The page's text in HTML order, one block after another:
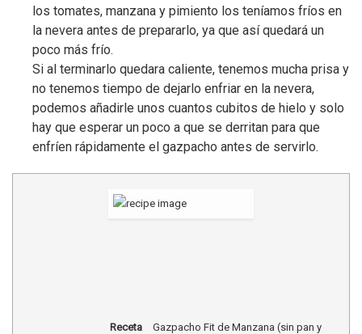
los tomates, manzana y pimiento los teníamos fríos en
la nevera antes de prepararlo, ya que así quedará un
poco más frío.
Si al terminarlo quedara caliente, tenemos mucha prisa y
no tenemos tiempo de dejarlo enfriar en la nevera,
podemos añadirle unos cuantos cubitos de hielo y solo
hay que esperar un poco a que se derritan para que
enfríen rápidamente el gazpacho antes de servirlo.
Receta
Gazpacho Fit de Manzana (sin pan y